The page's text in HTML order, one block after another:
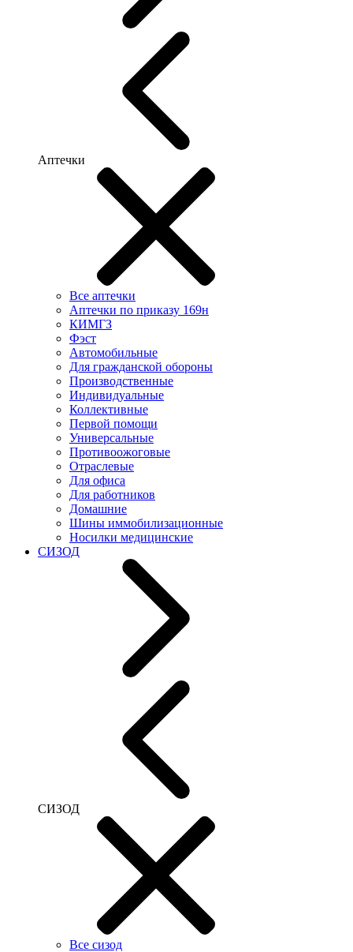
Аптечки
Все аптечки
Аптечки по приказу 169н
КИМГЗ
Фэст
Автомобильные
Для гражданской обороны
Производственные
Индивидуальные
Коллективные
Первой помощи
Универсальные
Противоожоговые
Отраслевые
Для офиса
Для работников
Домашние
Шины иммобилизационные
Носилки медицинские
СИЗОД
СИЗОД
Все сизод